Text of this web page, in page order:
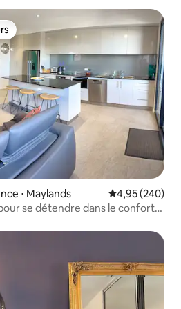
⋅ Maylands Évaluation
4,95 (240)
se détendre dans le confort